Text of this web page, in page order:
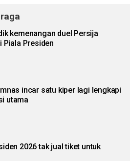
kemenangan duel Persija
Piala Presiden
incar satu kiper lagi lengkapi
utama
2026 tak jual tiket untuk